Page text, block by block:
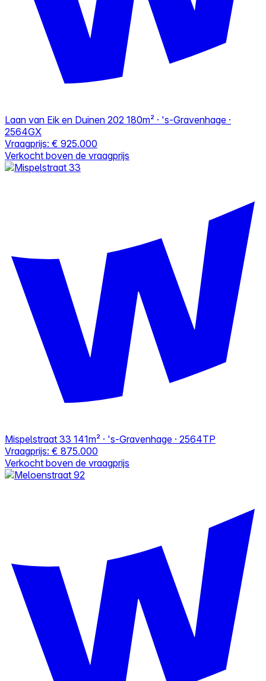
Laan van Eik en Duinen 202 180m² · 's-Gravenhage ·
2564GX
Vraagprijs: € 925.000
Verkocht boven de vraagprijs
Mispelstraat 33 141m² · 's-Gravenhage · 2564TP
Vraagprijs: € 875.000
Verkocht boven de vraagprijs